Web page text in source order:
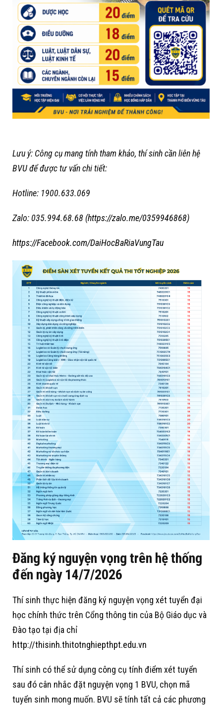
Lưu ý: Công cụ mang tính tham khảo, thí sinh cần liên hệ
BVU để được tư vấn chi tiết:
Hotline: 1900.633.069
Zalo: 035.994.68.68 (https://zalo.me/0359946868)
https://Facebook.com/DaiHocBaRiaVungTau
Đăng ký nguyện vọng trên hệ thống
đến ngày 14/7/2026
Thí sinh thực hiện đăng ký nguyện vọng xét tuyển đại
học chính thức trên Cổng thông tin của Bộ Giáo dục và
Đào tạo tại địa chỉ
http://thisinh.thitotnghiepthpt.edu.vn
Thí sinh có thể sử dụng công cụ tính điểm xét tuyển
sau đó cân nhắc đặt nguyện vọng 1 BVU, chọn mã
tuyển sinh mong muốn. BVU sẽ tính tất cả các phương